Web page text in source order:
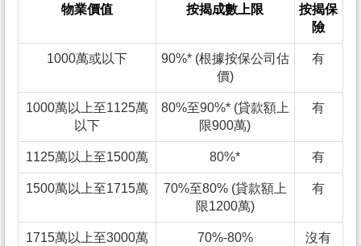
物業價值 按揭成數上限
按揭保
險
1000萬或以下
90%* (根據按保公司估
價)
有
1000萬以上至1125萬
以下
80%至90%* (貸款額上
限900萬)
有
1125萬以上至1500萬 80%* 有
1500萬以上至1715萬
70%至80% (貸款額上
限1200萬)
有
1715萬以上至3000萬 70%-80% 沒有